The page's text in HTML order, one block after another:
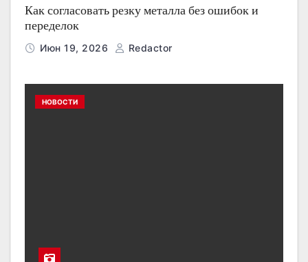
Как согласовать резку металла без ошибок и
переделок
Июн 19, 2026 Redactor
НОВОСТИ